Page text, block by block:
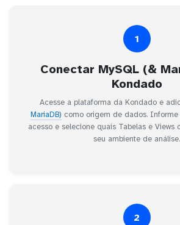
1
Conectar MySQL (&
Kondado
Acesse a plataforma da Kondado e
MariaDB) como origem de dados.
acesso e selecione quais Tabelas e Views
seu ambiente de análise.
2